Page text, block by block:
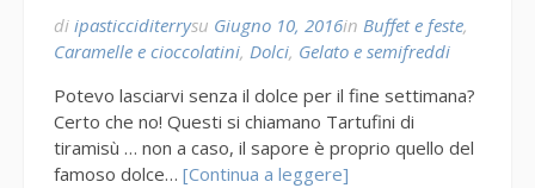
di ipasticciditerrysu Giugno 10, 2016in Buffet e feste,
Caramelle e cioccolatini, Dolci, Gelato e semifreddi
Potevo lasciarvi senza il dolce per il fine settimana?
Certo che no! Questi si chiamano Tartufini di
tiramisù … non a caso, il sapore è proprio quello del
famoso dolce… [Continua a leggere]